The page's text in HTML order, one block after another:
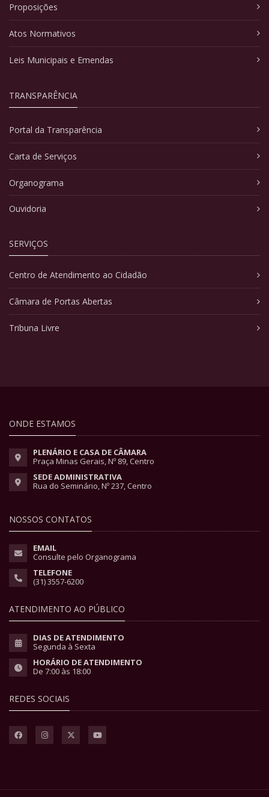
Proposições
Atos Normativos
Leis Municipais e Emendas
TRANSPARÊNCIA
Portal da Transparência
Carta de Serviços
Organograma
Ouvidoria
SERVIÇOS
Centro de Atendimento ao Cidadão
Câmara de Portas Abertas
Tribuna Livre
ONDE ESTAMOS
PLENÁRIO E CASA DE CÂMARA
Praça Minas Gerais, Nº 89, Centro
SEDE ADMINISTRATIVA
Rua do Seminário, Nº 237, Centro
NOSSOS CONTATOS
EMAIL
Consulte pelo Organograma
TELEFONE
(31) 3557-6200
ATENDIMENTO AO PÚBLICO
DIAS DE ATENDIMENTO
Segunda à Sexta
HORÁRIO DE ATENDIMENTO
De 7:00 às 18:00
REDES SOCIAIS